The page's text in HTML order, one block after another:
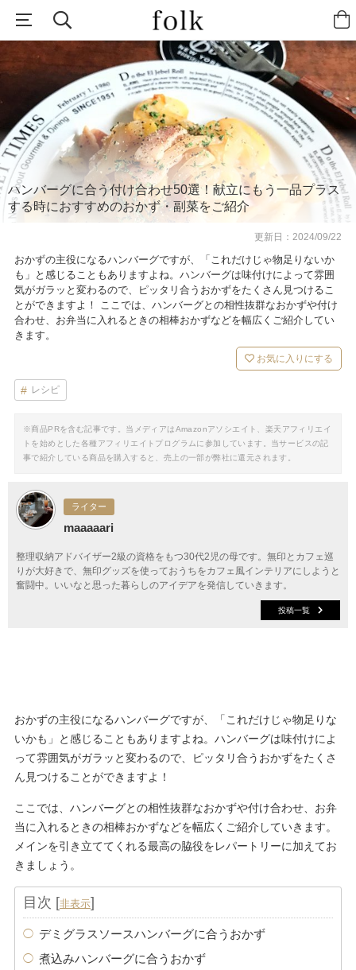
ハンバーグに合う付け合わせ50選！献立にもう一品プラス
する時におすすめのおかず・副菜をご紹介
更新日：2024/09/22
おかずの主役になるハンバーグですが、「これだけじゃ物足りないか
も」と感じることもありますよね。ハンバーグは味付けによって雰囲
気がガラッと変わるので、ピッタリ合うおかずをたくさん見つけるこ
とができますよ！ ここでは、ハンバーグとの相性抜群なおかずや付け
合わせ、お弁当に入れるときの相棒おかずなどを幅広くご紹介してい
きます。
お気に入りにする
レシピ
※商品PRを含む記事です。当メディアはAmazonアソシエイト、楽天アフィリエイ
トを始めとした各種アフィリエイトプログラムに参加しています。当サービスの記
事で紹介している商品を購入すると、売上の一部が弊社に還元されます。
ライター
maaaaari
整理収納アドバイザー2級の資格をもつ30代2児の母です。無印とカフェ巡
りが大好きで、無印グッズを使っておうちをカフェ風インテリアにしようと
奮闘中。いいなと思った暮らしのアイデアを発信していきます。
投稿一覧
おかずの主役になるハンバーグですが、「これだけじゃ物足りな
いかも」と感じることもありますよね。ハンバーグは味付けによ
って雰囲気がガラッと変わるので、ピッタリ合うおかずをたくさ
ん見つけることができますよ！
ここでは、ハンバーグとの相性抜群なおかずや付け合わせ、お弁
当に入れるときの相棒おかずなどを幅広くご紹介していきます。
メインを引き立ててくれる最高の脇役をレパートリーに加えてお
きましょう。
目次 [非表示]
デミグラスソースハンバーグに合うおかず
煮込みハンバーグに合うおかず